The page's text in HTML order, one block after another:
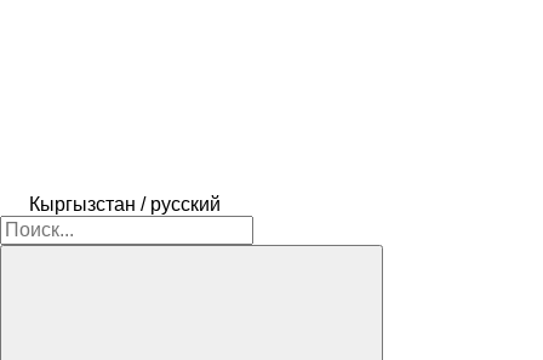
Кыргызстан / русский